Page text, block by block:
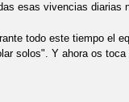
esas vivencias diarias
todo este tiempo el
solos". Y ahora os